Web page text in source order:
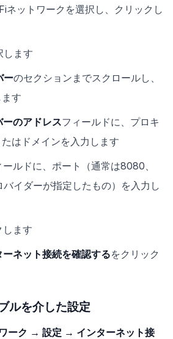
ネットワークを選択し、クリックし
します
ーのセクションまでスクロールし、
す
のアドレスフィールドに、プロキ
はドメインを入力します
ールドに、ポート（通常は8080、
イダーが指定したもの）を入力し
します
ーネット接続を確認するをクリック
ルを介した設定
ーク → 設定 → インターネット接